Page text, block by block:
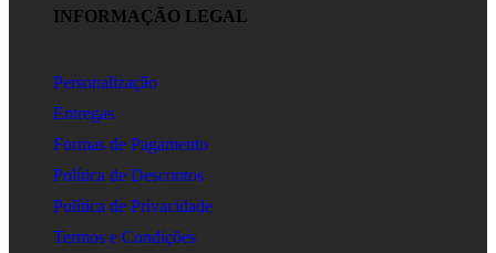
INFORMAÇÃO LEGAL
Personalização
Entregas
Formas de Pagamento
Política de Descontos
Política de Privacidade
Termos e Condições